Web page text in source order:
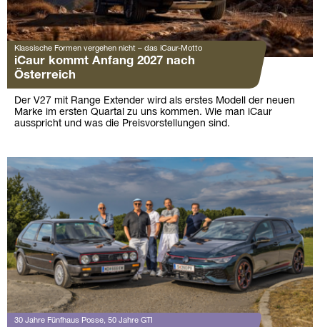
Klassische Formen vergehen nicht – das iCaur-Motto
iCaur kommt Anfang 2027 nach
Österreich
Der V27 mit Range Extender wird als erstes Modell der neuen
Marke im ersten Quartal zu uns kommen. Wie man iCaur
ausspricht und was die Preisvorstellungen sind.
30 Jahre Fünfhaus Posse, 50 Jahre GTI